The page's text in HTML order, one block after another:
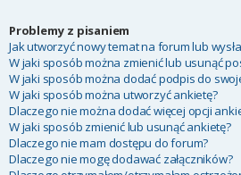
Problemy z pisaniem
Jak utworzyć nowy temat na forum lub
W jaki sposób można zmienić lub usunąć
W jaki sposób można dodać podpis do
W jaki sposób można utworzyć ankietę?
Dlaczego nie można dodać więcej opcji
W jaki sposób zmienić lub usunąć ankietę?
Dlaczego nie mam dostępu do forum?
Dlaczego nie mogę dodawać załączników?